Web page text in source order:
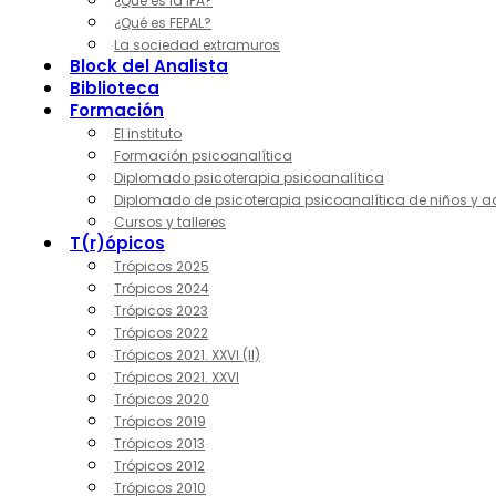
¿Qué es FEPAL?
La sociedad extramuros
Block del Analista
Biblioteca
Formación
El instituto
Formación psicoanalítica
Diplomado psicoterapia psicoanalítica
Diplomado de psicoterapia psicoanalítica de niños y
Cursos y talleres
T(r)ópicos
Trópicos 2025
Trópicos 2024
Trópicos 2023
Trópicos 2022
Trópicos 2021. XXVI (II)
Trópicos 2021. XXVI
Trópicos 2020
Trópicos 2019
Trópicos 2013
Trópicos 2012
Trópicos 2010